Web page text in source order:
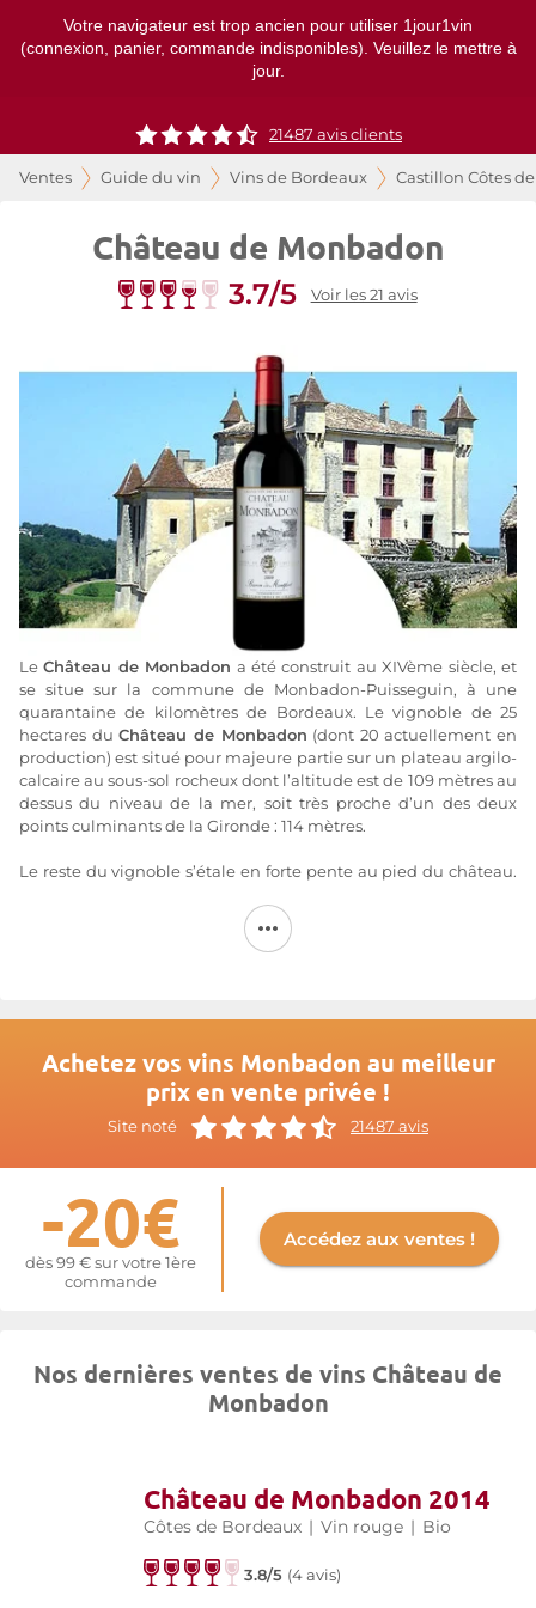
Votre navigateur est trop ancien pour utiliser 1jour1vin
(connexion, panier, commande indisponibles). Veuillez le mettre à
jour.
21487 avis clients
Ventes Guide du vin Vins de Bordeaux Castillon Côtes
Château de Monbadon
3.7/5 Voir les 21 avis
LeChâteau de Monbadon a été construit au XIVème siècle, et
se situe sur la commune de Monbadon-Puisseguin, à une
quarantaine de kilomètres de Bordeaux. Le vignoble de 25
hectares duChâteau de Monbadon (dont 20 actuellement en
production) est situé pour majeure partie sur un plateau argilo-
calcaire au sous-sol rocheux dont l’altitude est de 109 mètres au
dessus du niveau de la mer, soit très proche d’un des deux
points culminants de la Gironde : 114 mètres.
Le reste du vignoble s’étale en forte pente au pied du château.
pratiqués afin d'obtenir des rendements maitrisés. Les
traitements et amendements réalisés avec des produits
qui peut être dégusté dès maintenant, ou être conservé en
cave, quelques année.
Plus d'informations sur le site de Monbadon
Achetez vos vins Monbadon au meilleur
prix en vente privée !
Site noté 21487 avis
-20€
dès 99 € sur votre 1ère
commande
Accédez aux ventes !
Nos dernières ventes de vins Château de
Monbadon
Château de Monbadon 2014
Côtes de Bordeaux | Vin rouge | Bio
3.8/5 (4 avis)